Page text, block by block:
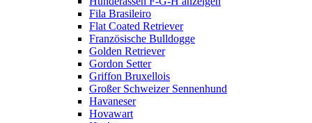
Fila Brasileiro
Flat Coated Retriever
Französische Bulldogge
Golden Retriever
Gordon Setter
Griffon Bruxellois
Großer Schweizer Sennenhund
Havaneser
Hovawart